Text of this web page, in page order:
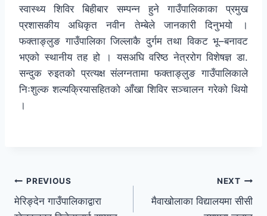
स्वास्थ्य शिविर बिहीबार सम्पन्न हुने गाउँपालिकाका प्रमुख
प्रशासकीय अधिकृत नवीन तेम्बेले जानकारी दिनुभयो ।
फक्ताङ्लुङ गाउँपालिका जिल्लाकै दुर्गम तथा विकट भू–बनावट
भएको स्थानीय तह हो । यसअघि वरिष्ठ नेत्ररोग विशेषज्ञ डा.
सन्दुक रुइतको प्रत्यक्ष संलग्नतामा फक्ताङ्लुङ गाउँपालिकाले
निःशुल्क शल्यक्रियासहितको आँखा शिविर सञ्चालन गरेको थियो
।
PREVIOUS
मेरिङ्देन गाउँपालिकाद्वारा
NEXT
मैवाखोलाका विद्यालयमा सीसी